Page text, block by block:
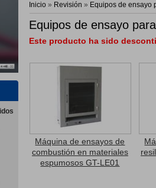
Inicio » Revisión» Equipos de ensayo
Equipos de ensayo
Este producto ha sido
Máquina de ensayos de
combustión en materiales
espumosos GT-LE01